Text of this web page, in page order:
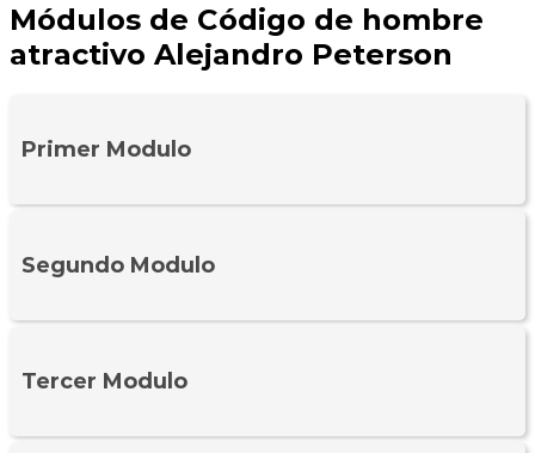
Módulos de Código de hombre
atractivo Alejandro Peterson
Primer Modulo
Segundo Modulo
Tercer Modulo